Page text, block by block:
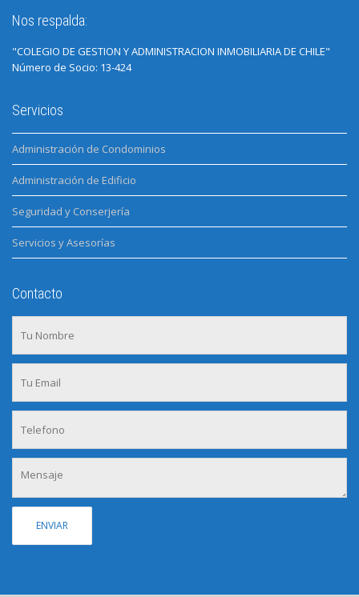
Nos respalda:
"COLEGIO DE GESTION Y ADMINISTRACION INMOBILIARIA DE CHILE"
Número de Socio: 13-424
Servicios
Administración de Condominios
Administración de Edificio
Seguridad y Conserjería
Servicios y Asesorías
Contacto